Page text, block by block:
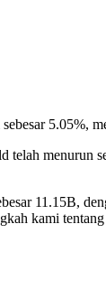
telah menurun
11.15B,
kami tentang